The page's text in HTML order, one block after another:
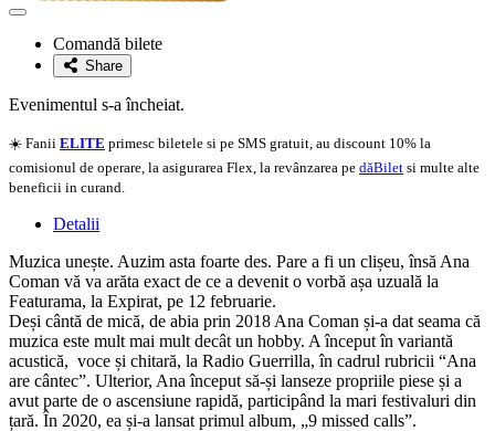
Adaugă
favoriteComandă bilete
Share
Evenimentul s-a încheiat.
☀️ Fanii ELITE primesc biletele si pe SMS gratuit, au discount 10% la
comisionul de operare, la asigurarea Flex, la revânzarea pe dăBilet si multe alte
beneficii in curand.
Detalii
Muzica unește. Auzim asta foarte des. Pare a fi un clișeu, însă Ana
Coman vă va arăta exact de ce a devenit o vorbă așa uzuală la
Featurama, la Expirat, pe 12 februarie.
Deși cântă de mică, de abia prin 2018 Ana Coman și-a dat seama că
muzica este mult mai mult decât un hobby. A început în variantă
acustică, voce și chitară, la Radio Guerrilla, în cadrul rubricii “Ana
are cântec”. Ulterior, Ana început să-și lanseze propriile piese și a
avut parte de o ascensiune rapidă, participând la mari festivaluri din
țară. În 2020, ea și-a lansat primul album, „9 missed calls”.